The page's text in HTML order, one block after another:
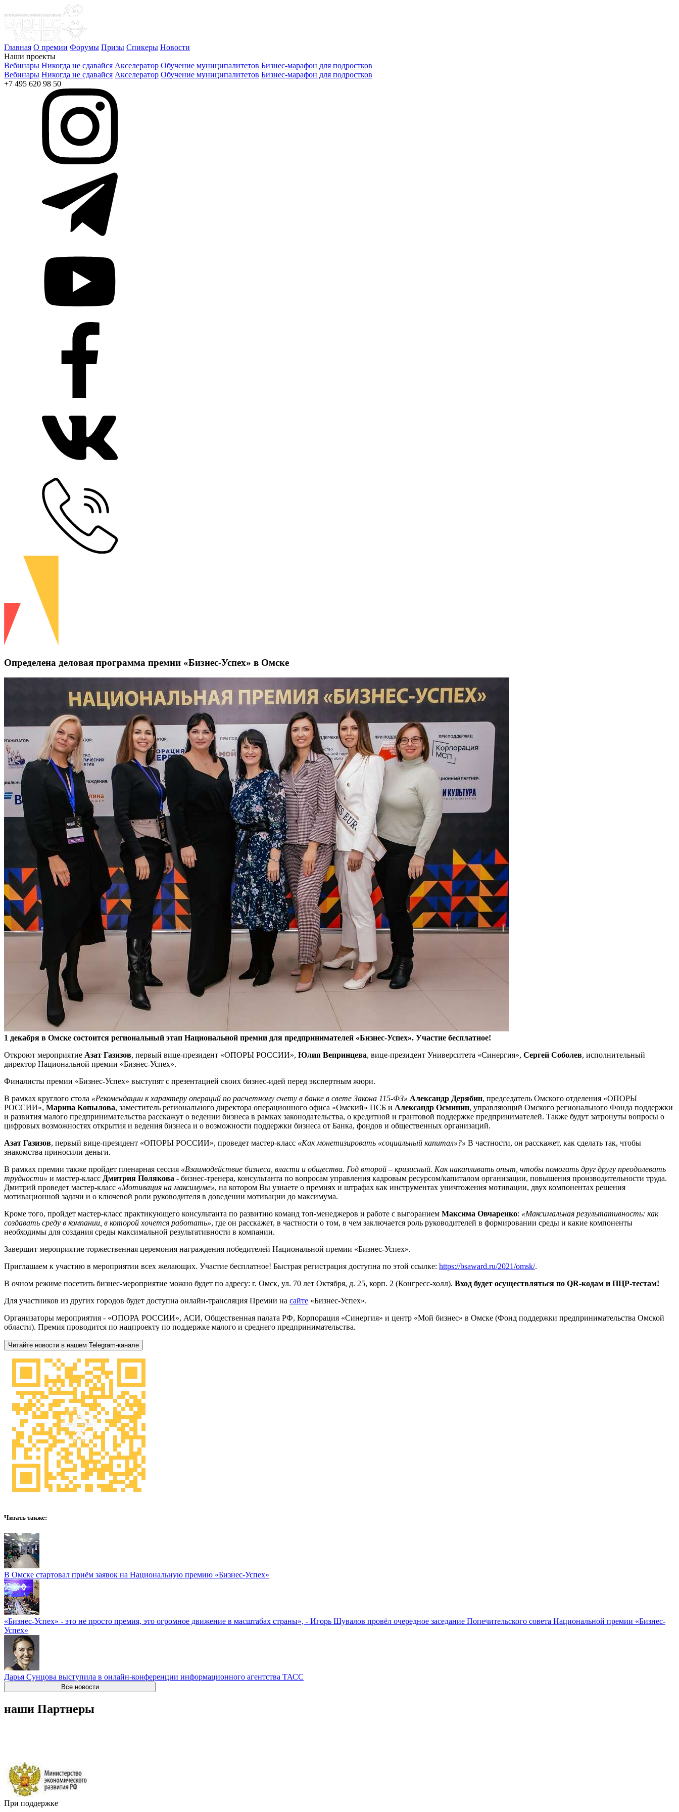
Главная О премии Форумы Призы Спикеры Новости
Наши проекты
Вебинары Никогда не сдавайся Акселератор Обучение муниципалитетов Бизнес-марафон для подростков
Вебинары Никогда не сдавайся Акселератор Обучение муниципалитетов Бизнес-марафон для подростков
+7 495 620 98 50
Определена деловая программа премии «Бизнес-Успех» в Омске
1 декабря в Омске состоится региональный этап Национальной премии для предпринимателей «Бизнес-Успех». Участие бесплатное!
Откроют мероприятие Азат Газизов, первый вице-президент «ОПОРЫ РОССИИ», Юлия Вепринцева, вице-президент Университета «Синергия», Сергей Соболев, исполнительный
директор Национальной премии «Бизнес-Успех».
Финалисты премии «Бизнес-Успех» выступят с презентацией своих бизнес-идей перед экспертным жюри.
В рамках круглого стола «Рекомендации к характеру операций по расчетному счету в банке в свете Закона 115-ФЗ» Александр Дерябин, председатель Омского отделения «ОПОРЫ
РОССИИ», Марина Копылова, заместитель регионального директора операционного офиса «Омский» ПСБ и Александр Осминин, управляющий Омского регионального Фонда поддержки
и развития малого предпринимательства расскажут о ведении бизнеса в рамках законодательства, о кредитной и грантовой поддержке предпринимателей. Также будут затронуты вопросы о
цифровых возможностях открытия и ведения бизнеса и о возможности поддержки бизнеса от Банка, фондов и общественных организаций.
Азат Газизов, первый вице-президент «ОПОРЫ РОССИИ», проведет мастер-класс «Как монетизировать «социальный капитал»?» В частности, он расскажет, как сделать так, чтобы
знакомства приносили деньги.
В рамках премии также пройдет пленарная сессия «Взаимодействие бизнеса, власти и общества. Год второй – кризисный. Как накапливать опыт, чтобы помогать друг другу преодолевать
трудности» и мастер-класс Дмитрия Полякова - бизнес-тренера, консультанта по вопросам управления кадровым ресурсом/капиталом организации, повышения производительности труда.
Дмитрий проведет мастер-класс «Мотивация на максимуме», на котором Вы узнаете о премиях и штрафах как инструментах уничтожения мотивации, двух компонентах решения
мотивационной задачи и о ключевой роли руководителя в доведении мотивации до максимума.
Кроме того, пройдет мастер-класс практикующего консультанта по развитию команд топ-менеджеров и работе с выгоранием Максима Овчаренко: «Максимальная результативность: как
создавать среду в компании, в которой хочется работать», где он расскажет, в частности о том, в чем заключается роль руководителей в формировании среды и какие компоненты
необходимы для создания среды максимальной результативности в компании.
Завершит мероприятие торжественная церемония награждения победителей Национальной премии «Бизнес-Успех».
Приглашаем к участию в мероприятии всех желающих. Участие бесплатное! Быстрая регистрация доступна по этой ссылке: https://bsaward.ru/2021/omsk/.
В очном режиме посетить бизнес-мероприятие можно будет по адресу: г. Омск, ул. 70 лет Октября, д. 25, корп. 2 (Конгресс-холл). Вход будет осуществляться по QR-кодам и ПЦР-тестам!
Для участников из других городов будет доступна онлайн-трансляция Премии на сайте «Бизнес-Успех».
Организаторы мероприятия - «ОПОРА РОССИИ», АСИ, Общественная палата РФ, Корпорация «Синергия» и центр «Мой бизнес» в Омске (Фонд поддержки предпринимательства Омской
области). Премия проводится по нацпроекту по поддержке малого и среднего предпринимательства.
Читайте новости в нашем Telegram-канале
Читать также:
В Омске стартовал приём заявок на Национальную премию «Бизнес-Успех»
«Бизнес-Успех» - это не просто премия, это огромное движение в масштабах страны», - Игорь Шувалов провёл очередное заседание Попечительского совета Национальной премии «Бизнес-
Успех»
Дарья Сунцова выступила в онлайн-конференции информационного агентства ТАСС
Все новости
наши Партнеры
При поддержке